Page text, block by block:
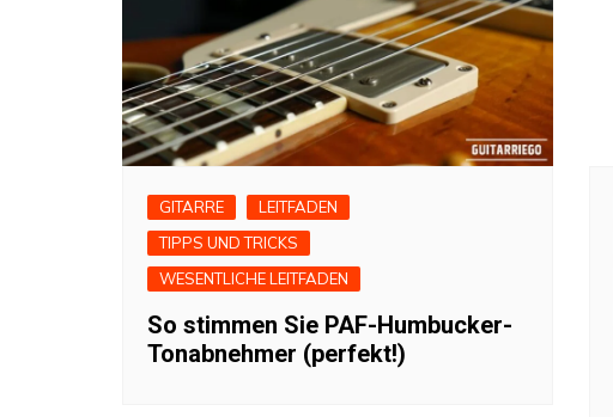
GITARRE
LEITFADEN
TIPPS UND TRICKS
WESENTLICHE LEITFADEN
So stimmen Sie PAF-Humbucker-
Tonabnehmer (perfekt!)